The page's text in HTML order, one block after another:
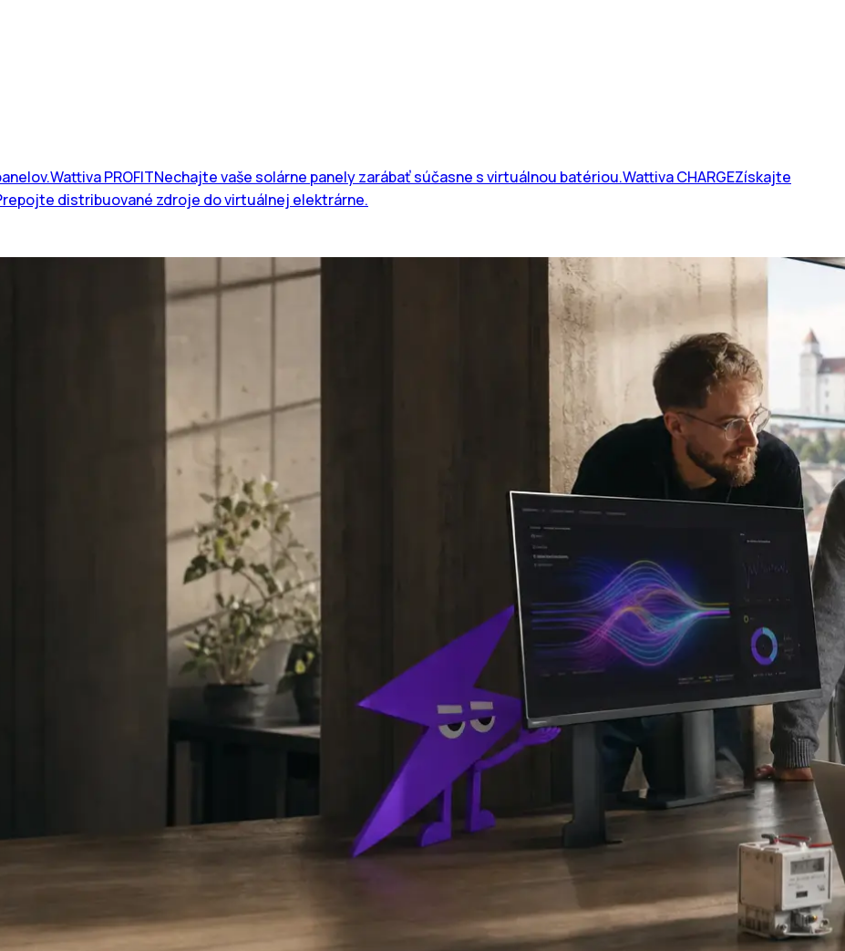
Wattiva PROFITNechajte vaše solárne panely zarábať súčasne s virtuálnou batériou.Wattiva CHARGEZískajte
distribuované zdroje do virtuálnej elektrárne.